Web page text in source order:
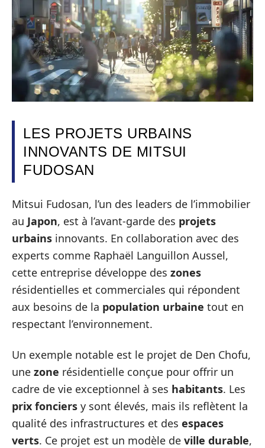
LES PROJETS URBAINS
INNOVANTS DE MITSUI
FUDOSAN
Mitsui Fudosan, l’un des leaders de l’immobilier
au Japon, est à l’avant-garde des projets
urbains innovants. En collaboration avec des
experts comme Raphaël Languillon Aussel,
cette entreprise développe des zones
résidentielles et commerciales qui répondent
aux besoins de la population urbaine tout en
respectant l’environnement.
Un exemple notable est le projet de Den Chofu,
une zone résidentielle conçue pour offrir un
cadre de vie exceptionnel à ses habitants. Les
prix fonciers y sont élevés, mais ils reflètent la
qualité des infrastructures et des espaces
verts. Ce projet est un modèle de ville durable,